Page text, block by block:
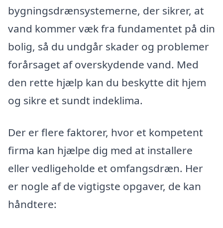
bygningsdrænsystemerne, der sikrer, at
vand kommer væk fra fundamentet på din
bolig, så du undgår skader og problemer
forårsaget af overskydende vand. Med
den rette hjælp kan du beskytte dit hjem
og sikre et sundt indeklima.
Der er flere faktorer, hvor et kompetent
firma kan hjælpe dig med at installere
eller vedligeholde et omfangsdræn. Her
er nogle af de vigtigste opgaver, de kan
håndtere: